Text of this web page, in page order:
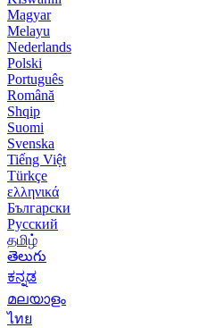
Magyar
Melayu
Nederlands
Polski
Português
Română
Shqip
Suomi
Svenska
Tiếng Việt
Türkçe
ελληνικά
Български
Русский
தமிழ்
తెలుగు
ಕನ್ನಡ
മലയാളം
ไทย